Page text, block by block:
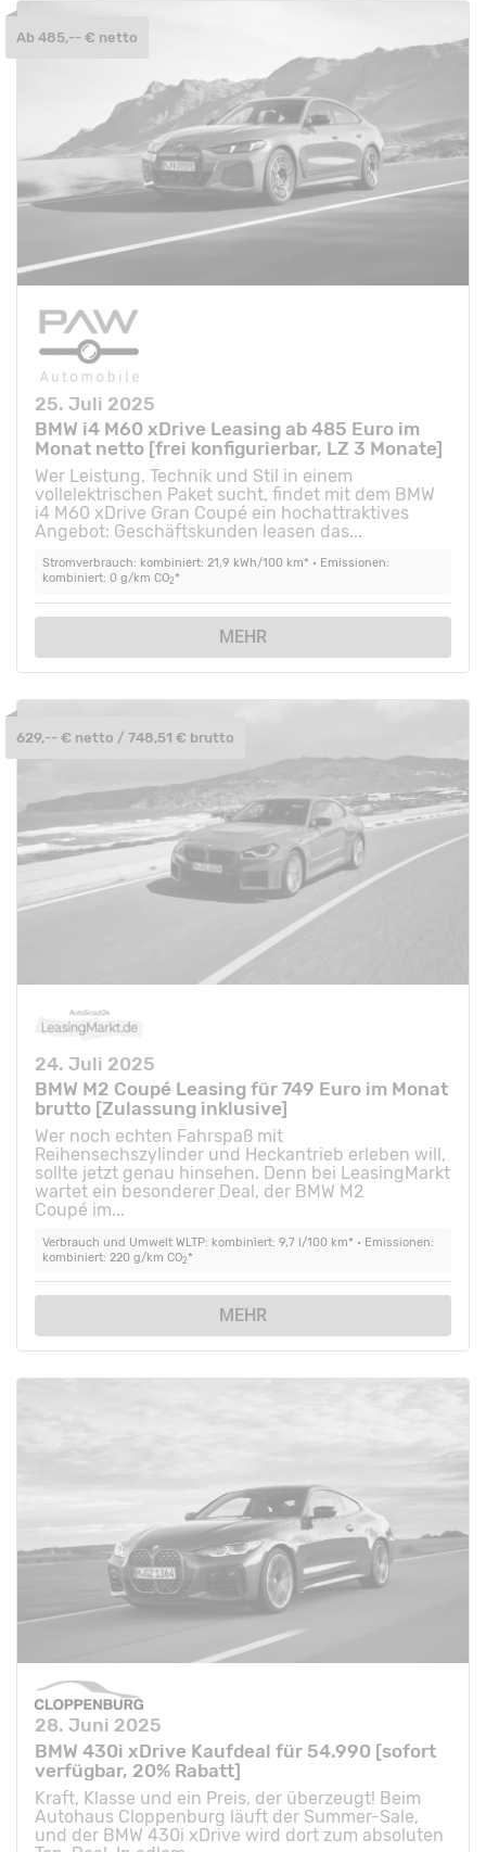
25. Juli 2025
BMW i4 M60 xDrive Leasing ab 485 Euro im
Monat netto [frei konfigurierbar, LZ 3 Monate]
Wer Leistung, Technik und Stil in einem
vollelektrischen Paket sucht, findet mit dem BMW
i4 M60 xDrive Gran Coupé ein hochattraktives
Angebot: Geschäftskunden leasen das...
Stromverbrauch: kombiniert: 21,9 kWh/100 km* • Emissionen:
kombiniert: 0 g/km CO2*
MEHR
Ab 485,-- € netto
24. Juli 2025
BMW M2 Coupé Leasing für 749 Euro im Monat
brutto [Zulassung inklusive]
Wer noch echten Fahrspaß mit
Reihensechszylinder und Heckantrieb erleben will,
sollte jetzt genau hinsehen. Denn bei LeasingMarkt
wartet ein besonderer Deal, der BMW M2
Coupé im...
Verbrauch und Umwelt WLTP: kombiniert: 9,7 l/100 km* • Emissionen:
kombiniert: 220 g/km CO2*
MEHR
629,-- € netto / 748,51 € brutto
28. Juni 2025
BMW 430i xDrive Kaufdeal für 54.990 [sofort
verfügbar, 20% Rabatt]
Kraft, Klasse und ein Preis, der überzeugt! Beim
Autohaus Cloppenburg läuft der Summer-Sale,
und der BMW 430i xDrive wird dort zum absoluten